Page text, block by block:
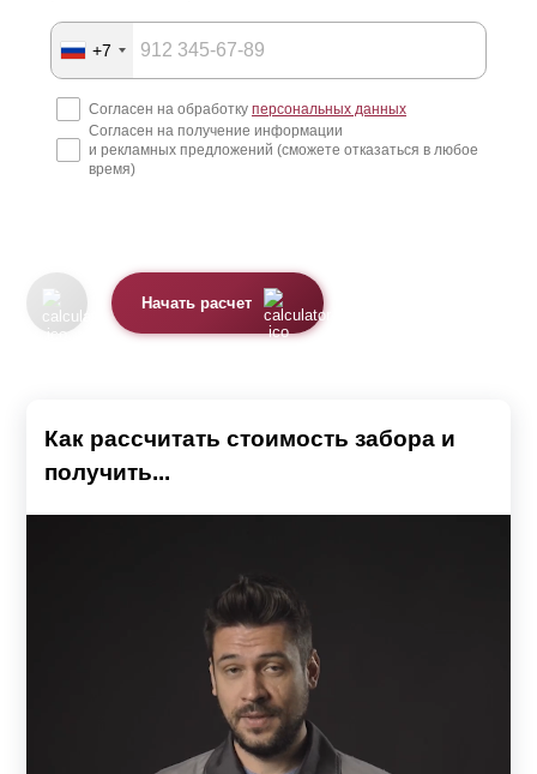
+7
Согласен на обработку персональных данных
Согласен на получение информации
и рекламных предложений (сможете отказаться в любое
время)
Начать расчет
Как рассчитать стоимость забора и
получить...